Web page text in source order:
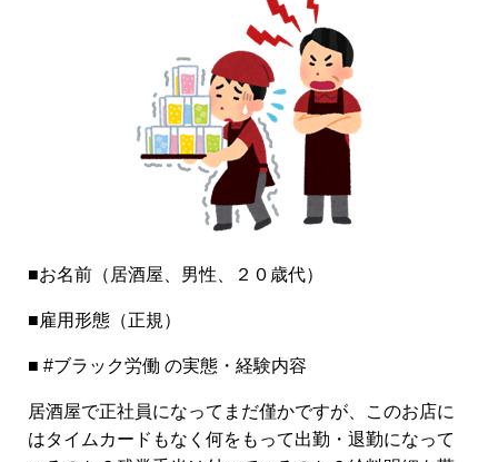
■お名前（居酒屋、男性、２０歳代）
■雇用形態（正規）
■ #ブラック労働 の実態・経験内容
居酒屋で正社員になってまだ僅かですが、このお店に
はタイムカードもなく何をもって出勤・退勤になって